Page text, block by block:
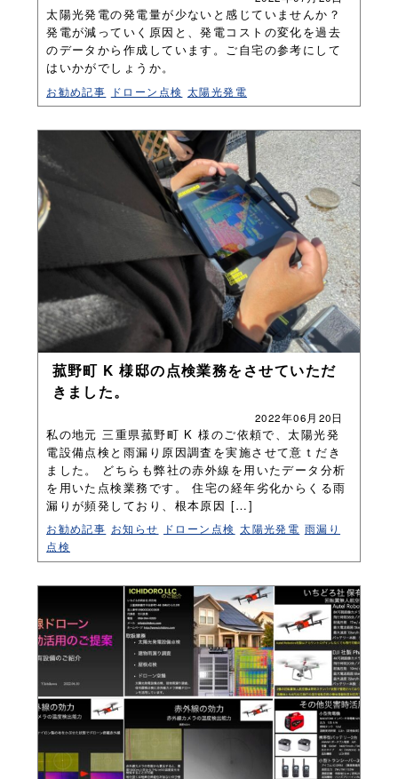
太陽光発電の発電量が少ないと感じていませんか？
発電が減っていく原因と、発電コストの変化を過去
のデータから作成しています。ご自宅の参考にして
はいかがでしょうか。
お勧め記事 ドローン点検 太陽光発電
菰野町 K 様邸の点検業務をさせていただ
きました。
2022年06月20日
私の地元 三重県菰野町 K 様のご依頼で、太陽光発
電設備点検と雨漏り原因調査を実施させて意ｔだき
ました。 どちらも弊社の赤外線を用いたデータ分析
を用いた点検業務です。 住宅の経年劣化からくる雨
漏りが頻発しており、根本原因 […]
お勧め記事 お知らせ ドローン点検 太陽光発電 雨漏り
点検